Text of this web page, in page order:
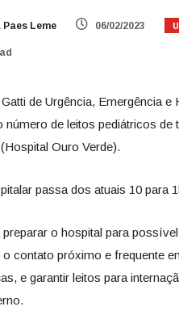
Leme 06/02/2023
de Urgência, Emergência
número de leitos pediátricos
Ouro Verde).
passa dos atuais 10 para
preparar o hospital para
o contato próximo e frequente
e garantir leitos para